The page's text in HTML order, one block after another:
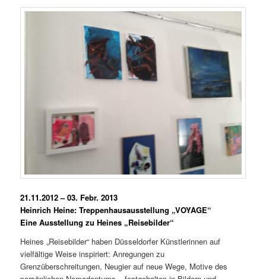
21.11.2012 – 03. Febr. 2013
Heinrich Heine: Treppenhausausstellung „VOYAGE“
Eine Ausstellung zu Heines „Reisebilder“
Heines „Reisebilder“ haben Düsseldorfer Künstlerinnen auf
vielfältige Weise inspiriert: Anregungen zu
Grenzüberschreitungen, Neugier auf neue Wege, Motive des